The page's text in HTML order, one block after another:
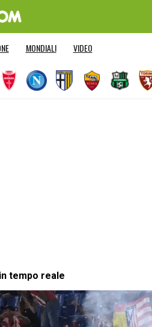
MONDIALI VIDEO
tempo reale